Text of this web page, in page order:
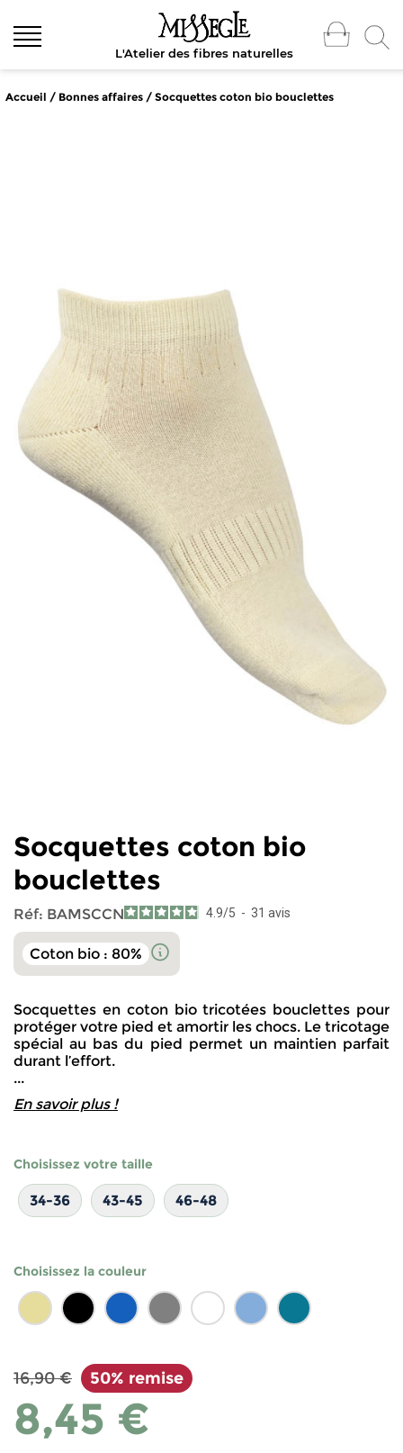
L'Atelier des fibres naturelles
Accueil / Bonnes affaires / Socquettes coton bio bouclettes
Socquettes coton bio
bouclettes
Réf: BAMSCCN 4.9/5 - 31 avis
Coton bio : 80%
Socquettes en coton bio tricotées bouclettes pour
protéger votre pied et amortir les chocs. Le tricotage
spécial au bas du pied permet un maintien parfait
durant l’effort.
...
En savoir plus !
Choisissez votre taille
34-36 43-45 46-48
Choisissez la couleur
16,90 € 50% remise
8,45 €